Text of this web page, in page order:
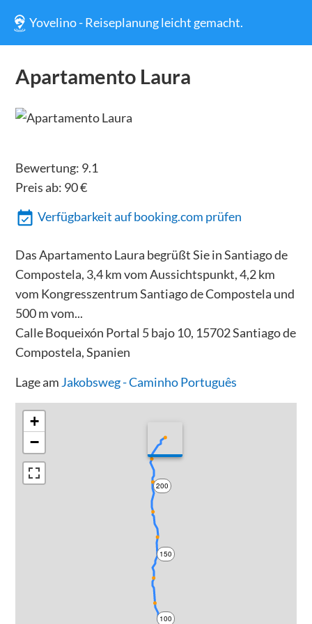
Yovelino - Reiseplanung leicht gemacht.
Apartamento Laura
Bewertung: 9.1
Preis ab: 90€
Verfügbarkeit auf booking.com prüfen
Das Apartamento Laura begrüßt Sie in Santiago de
Compostela, 3,4 km vom Aussichtspunkt, 4,2 km
vom Kongresszentrum Santiago de Compostela und
500 m vom...
Calle Boqueixón Portal 5 bajo 10, 15702 Santiago de
Compostela, Spanien
Lage am Jakobsweg - Caminho Português
100
150
200
+
−